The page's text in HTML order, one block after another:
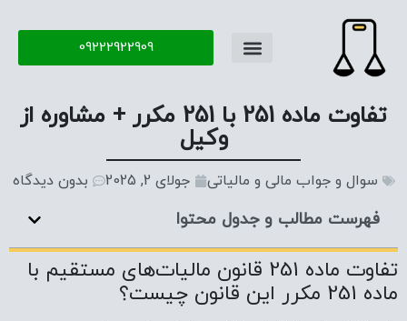
09222922909
تفاوت ماده 251 با 251 مکرر + مشاوره از
وکیل
سوال و جواب مالی و مالیاتی جولای 2, 2025 بدون دیدگاه
فهرست مطالب و جدول محتوا
تفاوت ماده 251 قانون مالیات‌های مستقیم با
ماده 251 مکرر این قانون چیست؟